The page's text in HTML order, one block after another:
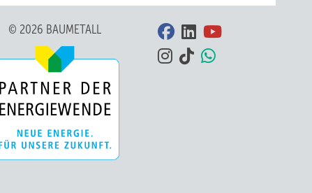
© 2026 BAUMETALL